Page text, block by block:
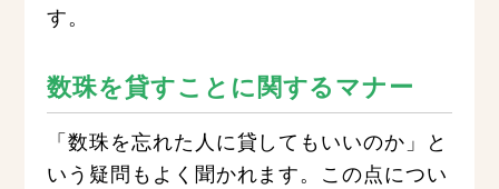
す。
数珠を貸すことに関するマナー
「数珠を忘れた人に貸してもいいのか」と
いう疑問もよく聞かれます。この点につい